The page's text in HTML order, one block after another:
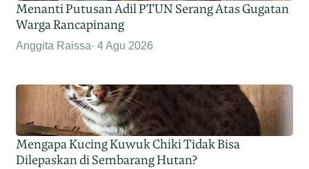
Menanti Putusan Adil PTUN Serang Atas Gugatan
Warga Rancapinang
Anggita Raissa 4 Agu 2026
Mengapa Kucing Kuwuk Chiki Tidak Bisa
Dilepaskan di Sembarang Hutan?